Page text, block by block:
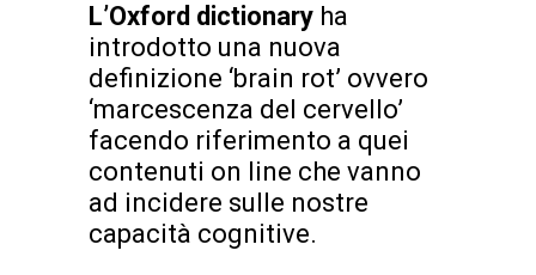
L’Oxford dictionary ha
introdotto una nuova
definizione ‘brain rot’ ovvero
‘marcescenza del cervello’
facendo riferimento a quei
contenuti on line che vanno
ad incidere sulle nostre
capacità cognitive.